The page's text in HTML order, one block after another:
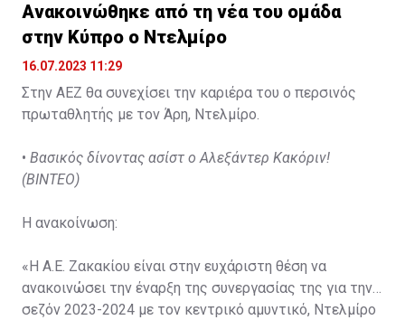
Ανακοινώθηκε από τη νέα του ομάδα
στην Κύπρο ο Ντελμίρο
16.07.2023 11:29
Στην ΑΕΖ θα συνεχίσει την καριέρα του ο περσινός
πρωταθλητής με τον Άρη, Ντελμίρο.
• Βασικός δίνοντας ασίστ ο Αλεξάντερ Κακόριν!
(ΒΙΝΤΕΟ)
Η ανακοίνωση:
«Η Α.Ε. Ζακακίου είναι στην ευχάριστη θέση να
ανακοινώσει την έναρξη της συνεργασίας της για την
σεζόν 2023-2024 με τον κεντρικό αμυντικό, Ντελμίρο